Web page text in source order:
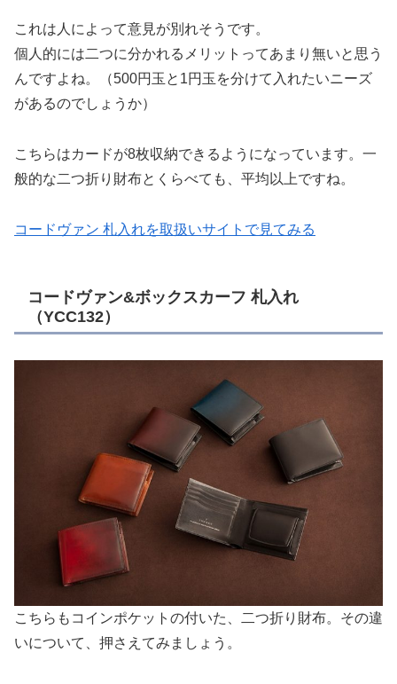
これは人によって意見が別れそうです。
個人的には二つに分かれるメリットってあまり無いと思う
んですよね。（500円玉と1円玉を分けて入れたいニーズ
があるのでしょうか）
こちらはカードが8枚収納できるようになっています。一
般的な二つ折り財布とくらべても、平均以上ですね。
コードヴァン 札入れを取扱いサイトで見てみる
コードヴァン&ボックスカーフ 札入れ
（YCC132）
こちらもコインポケットの付いた、二つ折り財布。その違
いについて、押さえてみましょう。